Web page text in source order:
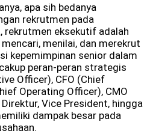
apa sih bedanya
rekrutmen pada
rekrutmen eksekutif adalah
menilai, dan merekrut
kepemimpinan senior dalam
peran-peran strategis
Officer), CFO (Chief
Operating Officer), CMO
Vice President, hingga
dampak besar pada